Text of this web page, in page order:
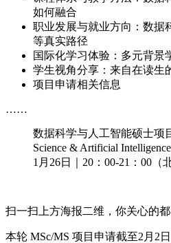
如何融合
职业发展与就业方向：数据
等真实路径
国际化学习体验：多元背景
学生视角分享：来自在读生
项目申请相关信息
……
数据科学与人工智能硕士项
Science & Artificial Intelligence
1月26日｜20：00-21：00（
扫一扫上方海报二维，你关心的
本轮 MSc/MS 项目申请截至2月2